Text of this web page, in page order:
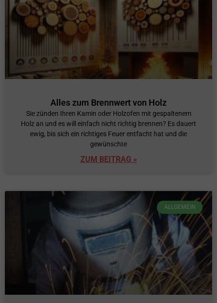
Alles zum Brennwert von Holz
Sie zünden Ihren Kamin oder Holzofen mit gespaltenem
Holz an und es will einfach nicht richtig brennen? Es dauert
ewig, bis sich ein richtiges Feuer entfacht hat und die
gewünschte
ZUM BEITRAG »
ALLGEMEIN